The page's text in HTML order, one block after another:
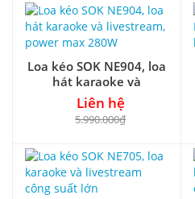
Loa kéo SOK NE904, loa
hát karaoke và
livestream, power max
280W
Liên hệ
5.990.000₫